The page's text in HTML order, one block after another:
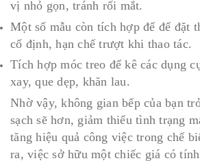
vị nhỏ gọn, tránh rối mắt.
Một số mẫu còn tích hợp đế để đặt
cố định, hạn chế trượt khi thao tác.
Tích hợp móc treo để kê các dụng
xay, que dẹp, khăn lau.
Nhờ vậy, không gian bếp của bạn
sạch sẽ hơn, giảm thiểu tình trạng
tăng hiệu quả công việc trong chế
ra, việc sở hữu một chiếc giá có